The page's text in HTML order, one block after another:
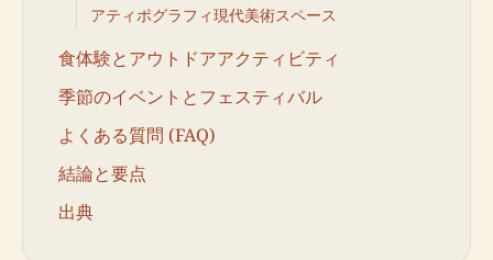
アティポグラフィ現代美術スペース
食体験とアウトドアアクティビティ
季節のイベントとフェスティバル
よくある質問 (FAQ)
結論と要点
出典